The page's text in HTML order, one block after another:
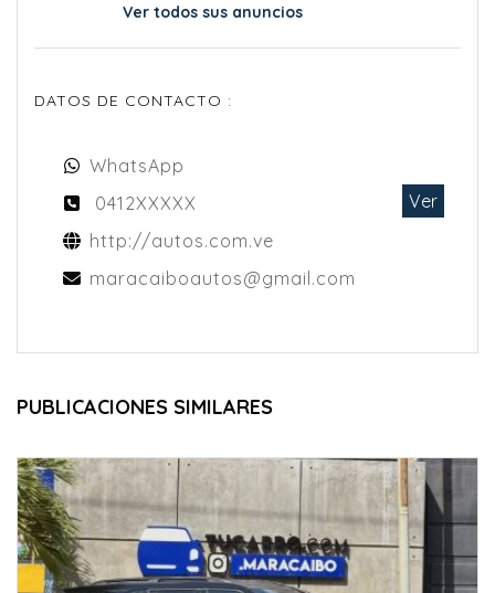
Ver todos sus anuncios
DATOS DE CONTACTO :
WhatsApp
0412XXXXX
Ver
http://autos.com.ve
maracaiboautos@gmail.com
PUBLICACIONES SIMILARES